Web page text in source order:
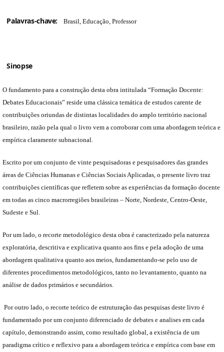
Palavras-chave: Brasil, Educação, Professor
Sinopse
O fundamento para a construção desta obra intitulada “Formação Docente:
Debates Educacionais” reside uma clássica temática de estudos carente de
contribuições oriundas de distintas localidades do amplo território nacional
brasileiro, razão pela qual o livro vem a corroborar com uma abordagem teórica e
empírica claramente subnacional.
Escrito por um conjunto de vinte pesquisadoras e pesquisadores das grandes
áreas de Ciências Humanas e Ciências Sociais Aplicadas, o presente livro traz
contribuições científicas que refletem sobre as experiências da formação docente
em todas as cinco macrorregiões brasileiras – Norte, Nordeste, Centro-Oeste,
Sudeste e Sul.
Por um lado, o recorte metodológico desta obra é caracterizado pela natureza
exploratória, descritiva e explicativa quanto aos fins e pela adoção de uma
abordagem qualitativa quanto aos meios, fundamentando-se pelo uso de
diferentes procedimentos metodológicos, tanto no levantamento, quanto na
análise de dados primários e secundários.
Por outro lado, o recorte teórico de estruturação das pesquisas deste livro é
fundamentado por um conjunto diferenciado de debates e analises em cada
capítulo, demonstrando assim, como resultado global, a existência de um
paradigma crítico e reflexivo para a abordagem teórica e empírica com base em